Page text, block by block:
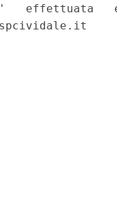
effettuata